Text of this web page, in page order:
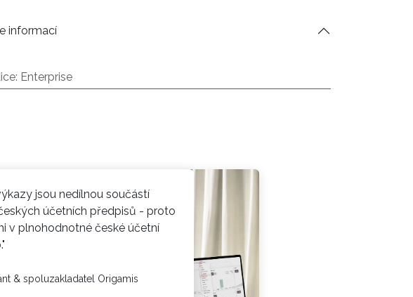
informací
: Enterprise
jsou nedílnou součástí
účetních předpisů - proto
v plnohodnotné české účetní
& spoluzakladatel Origamis